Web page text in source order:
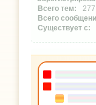
277